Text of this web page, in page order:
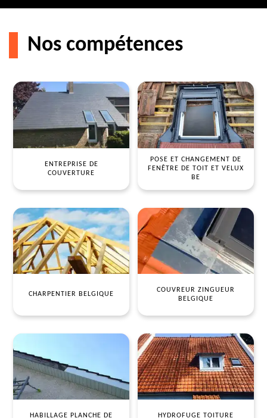
Nos compétences
ENTREPRISE DE
COUVERTURE
POSE ET CHANGEMENT DE
FENÊTRE DE TOIT ET VELUX
BE
CHARPENTIER BELGIQUE
COUVREUR ZINGUEUR
BELGIQUE
HABILLAGE PLANCHE DE
HYDROFUGE TOITURE